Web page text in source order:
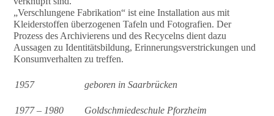
„Verschlungene Fabrikation“ ist eine Installation aus mit
Kleiderstoffen überzogenen Tafeln und Fotografien. Der
Prozess des Archivierens und des Recycelns dient dazu
Aussagen zu Identitätsbildung, Erinnerungsverstrickungen und
Konsumverhalten zu treffen.
1957 geboren in Saarbrücken
1977 – 1980 Goldschmiedeschule Pforzheim